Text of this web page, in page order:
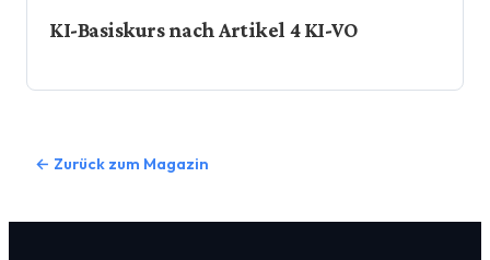
KI-Basiskurs nach Artikel 4 KI-VO
← Zurück zum Magazin